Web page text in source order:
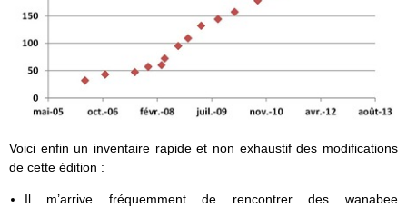
Voici enfin un inventaire rapide et non exhaustif des modifications
de cette édition :
Il m’arrive fréquemment de rencontrer des wanabee